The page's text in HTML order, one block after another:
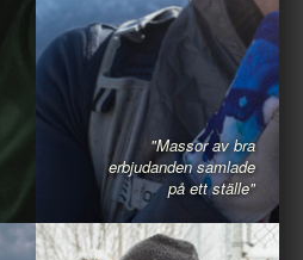
"Massor av bra
erbjudanden samlade
på ett ställe"